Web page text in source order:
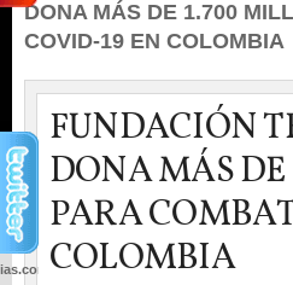
DONA MÁS DE 1.700
COVID-19 EN COLOMBIA
FUNDACIÓN
DONA MÁS DE
PARA
COLOMBIA
wp-